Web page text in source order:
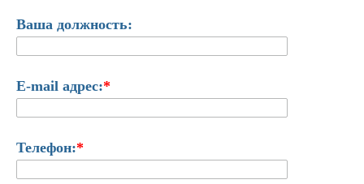
Ваша должность:
E-mail адрес:*
Телефон:*